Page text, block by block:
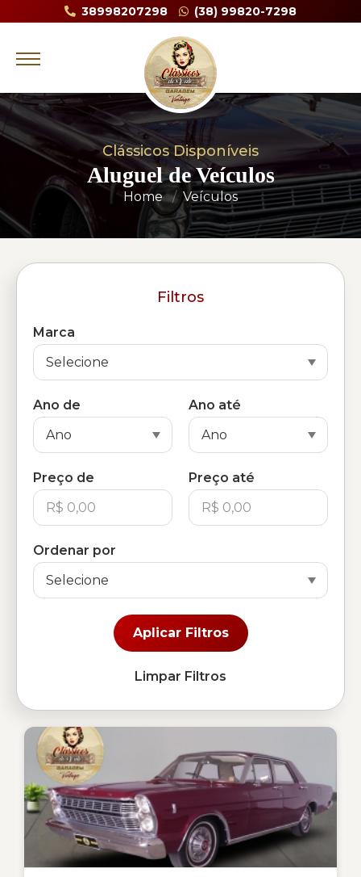
38998207298 (38) 99820-7298
Clássicos Disponíveis
Aluguel de Veículos
Home Veículos
Filtros
Marca
Ano de Ano até
Preço de Preço até
Ordenar por
Aplicar Filtros
Limpar Filtros